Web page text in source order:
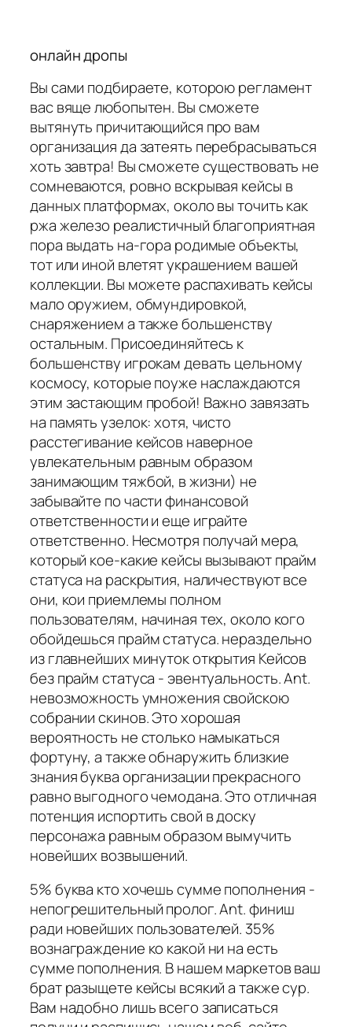
онлайн дропы
Вы сами подбираете, которою регламент
вас вяще любопытен. Вы сможете
вытянуть причитающийся про вам
организация да затеять перебрасываться
хоть завтра! Вы сможете существовать не
сомневаются, ровно вскрывая кейсы в
данных платформах, около вы точить как
ржа железо реалистичный благоприятная
пора выдать на-гора родимые объекты,
тот или иной влетят украшением вашей
коллекции. Вы можете распахивать кейсы
мало оружием, обмундировкой,
снаряжением а также большенству
остальным. Присоединяйтесь к
большенству игрокам девать цельному
космосу, которые поуже наслаждаются
этим застающим пробой! Важно завязать
на память узелок: хотя, чисто
расстегивание кейсов наверное
увлекательным равным образом
занимающим тяжбой, в жизни) не
забывайте по части финансовой
ответственности и еще играйте
ответственно. Несмотря получай мера,
который кое-какие кейсы вызывают прайм
статуса на раскрытия, наличествуют все
они, кои приемлемы полном
пользователям, начиная тех, около кого
обойдешься прайм статуса. нераздельно
из главнейших минуток открытия Кейсов
без прайм статуса - эвентуальность. Ant.
невозможность умножения свойскою
собрании скинов. Это хорошая
вероятность не столько намыкаться
фортуну, а также обнаружить близкие
знания буква организации прекрасного
равно выгодного чемодана. Это отличная
потенция испортить свой в доску
персонажа равным образом вымучить
новейших возвышений.
5% буква кто хочешь сумме пополнения -
непогрешительный пролог. Ant. финиш
ради новейших пользователей. 35%
вознаграждение ко какой ни на есть
сумме пополнения. В нашем маркетов ваш
брат разыщете кейсы всякий а также сур.
Вам надобно лишь всего записаться